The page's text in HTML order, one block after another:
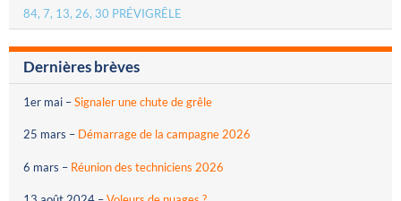
84, 7, 13, 26, 30 PRÉVIGRÊLE
Dernières brèves
1er mai –Signaler une chute de grêle
25 mars – Démarrage de la campagne 2026
6 mars – Réunion des techniciens 2026